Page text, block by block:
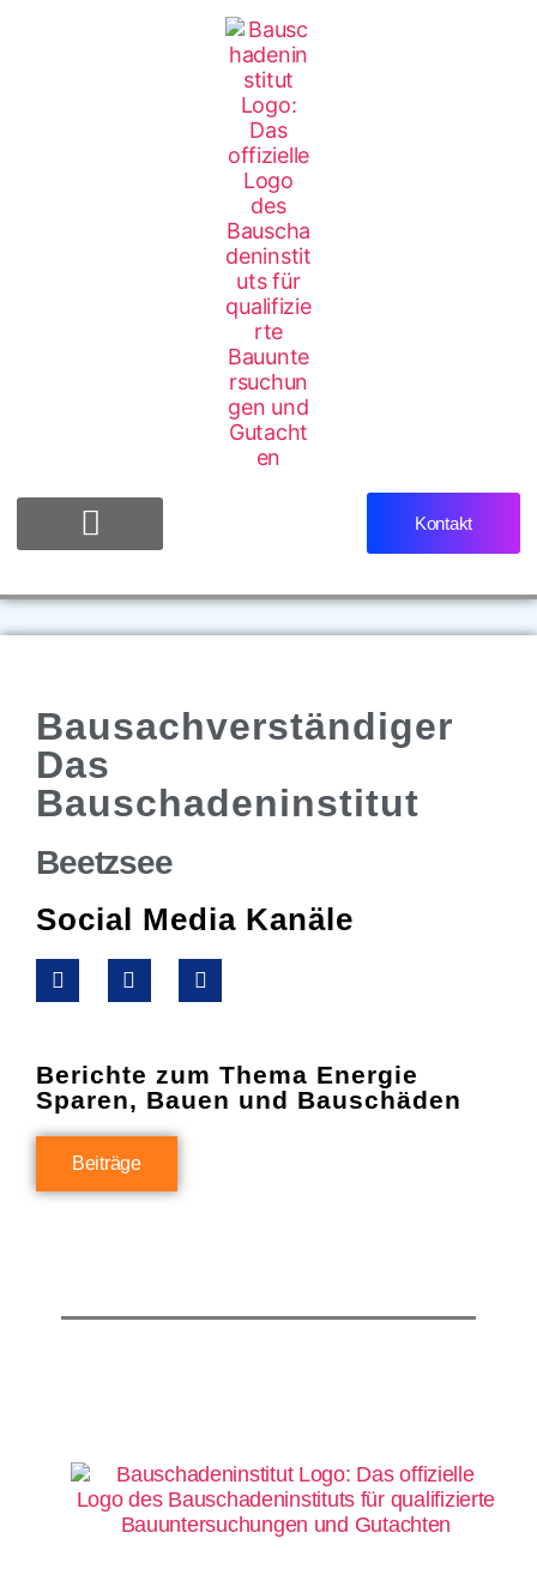
Kontakt
Bausachverständiger
Das
Bauschadeninstitut
Beetzsee
Social Media Kanäle
Berichte zum Thema Energie
Sparen, Bauen und Bauschäden
Beiträge